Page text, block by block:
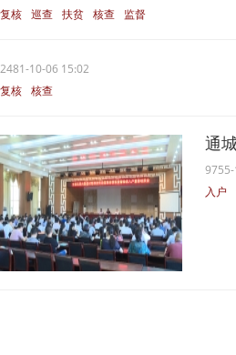
复核 巡查 扶贫 核查 监督
2481-10-06 15:02
复核 核查
通
9755-
入户